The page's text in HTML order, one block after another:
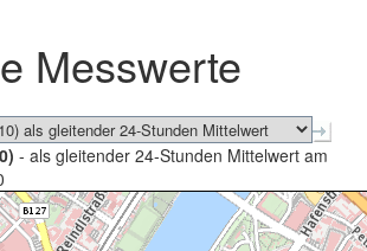
schließen
Messwerte
- als gleitender 24-Stunden Mittelwert am